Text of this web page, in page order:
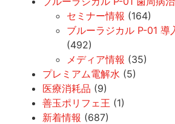
セミナー情報 (164)
ブルーラジカル P-01 導
(492)
メディア情報 (35)
プレミアム電解水 (5)
医療消耗品 (9)
善玉ポリフェ王 (1)
新着情報 (687)